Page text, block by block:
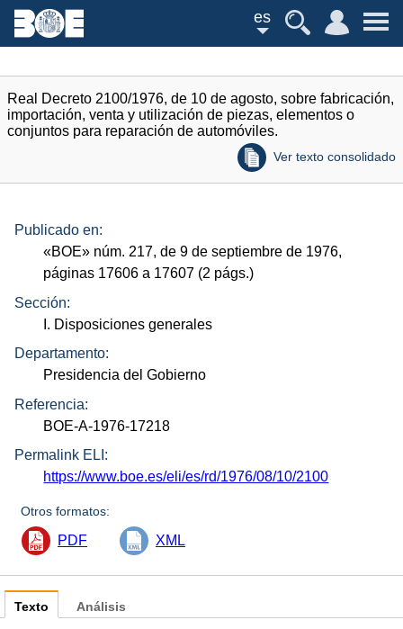
es
Real Decreto 2100/1976, de 10 de agosto, sobre fabricación,
importación, venta y utilización de piezas, elementos o
conjuntos para reparación de automóviles.
Ver texto consolidado
Publicado en:
«BOE» núm. 217, de 9 de septiembre de 1976,
páginas 17606 a 17607 (2 págs.)
Sección:
I. Disposiciones generales
Departamento:
Presidencia del Gobierno
Referencia:
BOE-A-1976-17218
Permalink ELI:
https://www.boe.es/eli/es/rd/1976/08/10/2100
Otros formatos:
PDF XML
Texto Análisis